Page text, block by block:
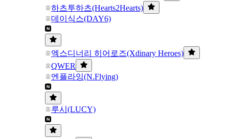
하츠투하츠(Hearts2Hearts)
데이식스(DAY6)
엑스디너리 히어로즈(Xdinary Heroes)
QWER
엔플라잉(N.Flying)
루시(LUCY)